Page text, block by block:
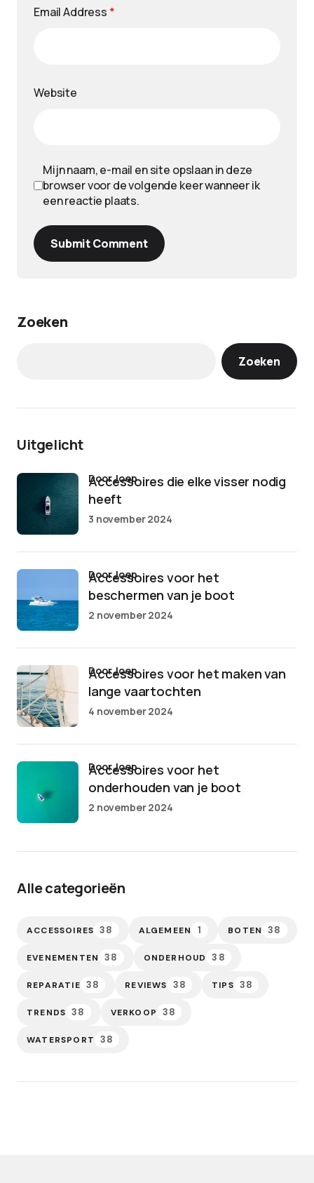
Email Address *
Website
Mijn naam, e-mail en site opslaan in deze
browser voor de volgende keer wanneer ik
een reactie plaats.
Submit Comment
Zoeken
Zoeken
Uitgelicht
Accessoires die elke visser nodig
heeft
door Joep
3 november 2024
Accessoires voor het
beschermen van je boot
door Joep
2 november 2024
Accessoires voor het maken van
lange vaartochten
door Joep
4 november 2024
Accessoires voor het
onderhouden van je boot
door Joep
2 november 2024
Alle categorieën
ACCESSOIRES 38 ALGEMEEN 1 BOTEN 38
EVENEMENTEN 38 ONDERHOUD 38
REPARATIE 38 REVIEWS 38 TIPS 38
TRENDS 38 VERKOOP 38
WATERSPORT 38